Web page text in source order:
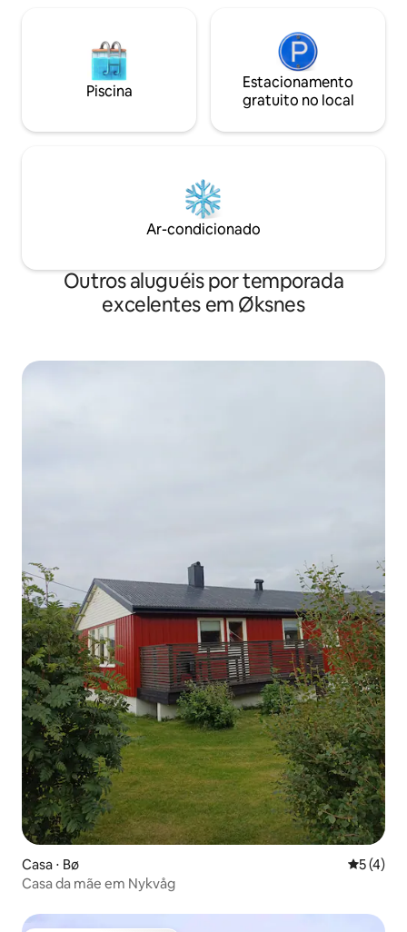
Piscina
Estacionamento
gratuito no local
Ar-condicionado
Outros aluguéis por temporada
excelentes em Øksnes
Casa ⋅ Bø 5 de
5 (4)
Casa da mãe em Nykvåg